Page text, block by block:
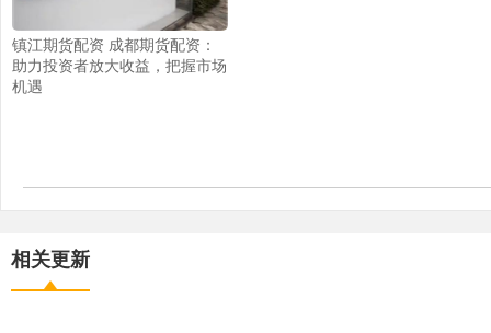
镇江期货配资 成都期货配资：
助力投资者放大收益，把握市场
机遇
相关更新